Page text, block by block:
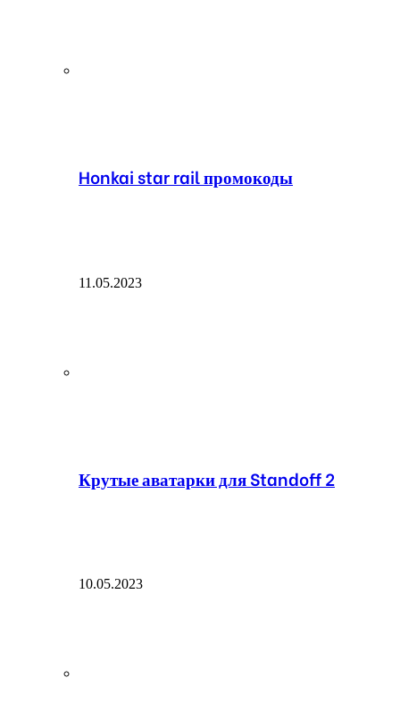
Honkai star rail промокоды
11.05.2023
Крутые аватарки для Standoff 2
10.05.2023